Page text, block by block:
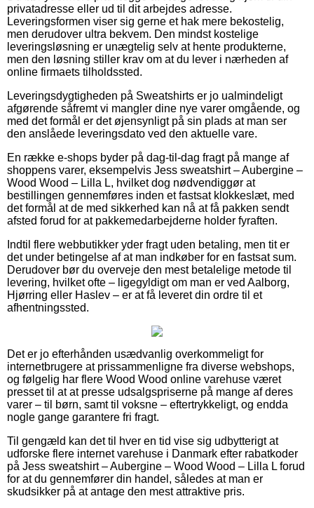
privatadresse eller ud til dit arbejdes adresse.
Leveringsformen viser sig gerne et hak mere bekostelig,
men derudover ultra bekvem. Den mindst kostelige
leveringsløsning er unægtelig selv at hente produkterne,
men den løsning stiller krav om at du lever i nærheden af
online firmaets tilholdssted.
Leveringsdygtigheden på Sweatshirts er jo ualmindeligt
afgørende såfremt vi mangler dine nye varer omgående, og
med det formål er det øjensynligt på sin plads at man ser
den anslåede leveringsdato ved den aktuelle vare.
En række e-shops byder på dag-til-dag fragt på mange af
shoppens varer, eksempelvis Jess sweatshirt – Aubergine –
Wood Wood – Lilla L, hvilket dog nødvendiggør at
bestillingen gennemføres inden et fastsat klokkeslæt, med
det formål at de med sikkerhed kan nå at få pakken sendt
afsted forud for at pakkemedarbejderne holder fyraften.
Indtil flere webbutikker yder fragt uden betaling, men tit er
det under betingelse af at man indkøber for en fastsat sum.
Derudover bør du overveje den mest betalelige metode til
levering, hvilket ofte – ligegyldigt om man er ved Aalborg,
Hjørring eller Haslev – er at få leveret din ordre til et
afhentningssted.
Det er jo efterhånden usædvanlig overkommeligt for
internetbrugere at prissammenligne fra diverse webshops,
og følgelig har flere Wood Wood online varehuse været
presset til at at presse udsalgspriserne på mange af deres
varer – til børn, samt til voksne – eftertrykkeligt, og endda
nogle gange garantere fri fragt.
Til gengæld kan det til hver en tid vise sig udbytterigt at
udforske flere internet varehuse i Danmark efter rabatkoder
på Jess sweatshirt – Aubergine – Wood Wood – Lilla L forud
for at du gennemfører din handel, således at man er
skudsikker på at antage den mest attraktive pris.